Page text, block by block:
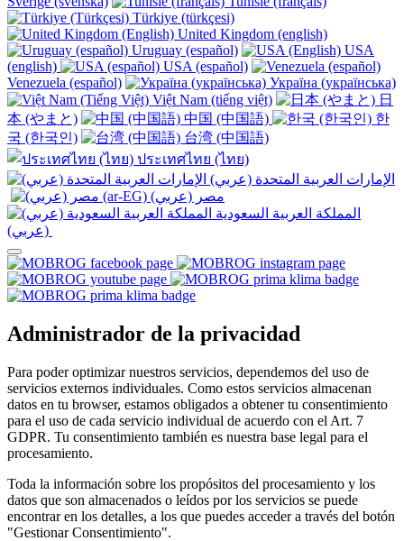
Türkiye (türkçesi)
United Kingdom (english)
Uruguay (español)
USA
(english)
USA (español)
Venezuela (español)
Україна (українська)
Việt Nam (tiếng việt)
日
本 (やまと)
中国 (中国語)
한
국 (한국인)
台湾 (中国語)
ประเทศไทย (ไทย)
Administrador de la privacidad
Para poder optimizar nuestros servicios, dependemos del uso de
servicios externos individuales. Como estos servicios almacenan
datos en tu browser, estamos obligados a obtener tu consentimiento
para el uso de cada servicio individual de acuerdo con el Art. 7
GDPR. Tu consentimiento también es nuestra base legal para el
procesamiento.
Toda la información sobre los propósitos del procesamiento y los
datos que son almacenados o leídos por los servicios se puede
encontrar en los detalles, a los que puedes acceder a través del botón
"Gestionar Consentimiento".